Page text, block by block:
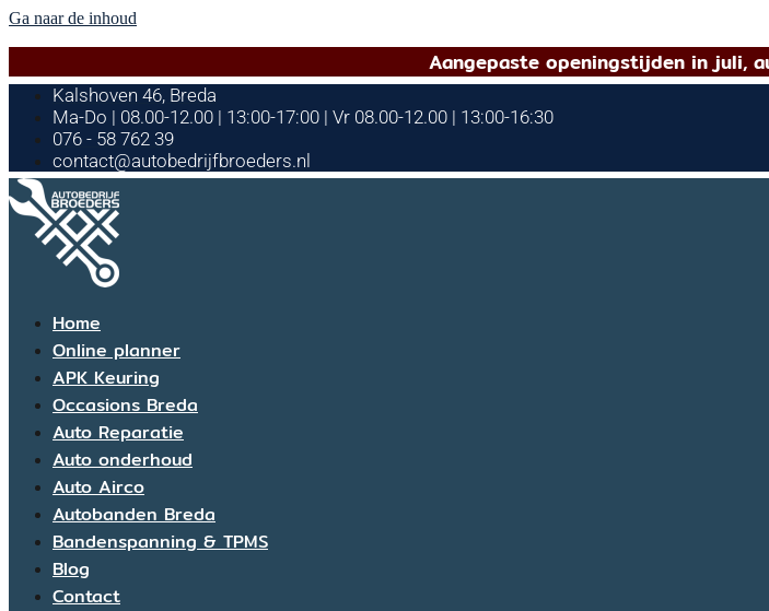
Ga naar de inhoud
Aangepaste openingstijden in juli,
Kalshoven 46, Breda
Ma-Do | 08.00-12.00 | 13:00-17:00 | Vr 08.00-12.00 | 13:00-16:30
076 - 58 762 39
contact@autobedrijfbroeders.nl
Home
Online planner
APK Keuring
Occasions Breda
Auto Reparatie
Auto onderhoud
Auto Airco
Autobanden Breda
Bandenspanning & TPMS
Blog
Contact